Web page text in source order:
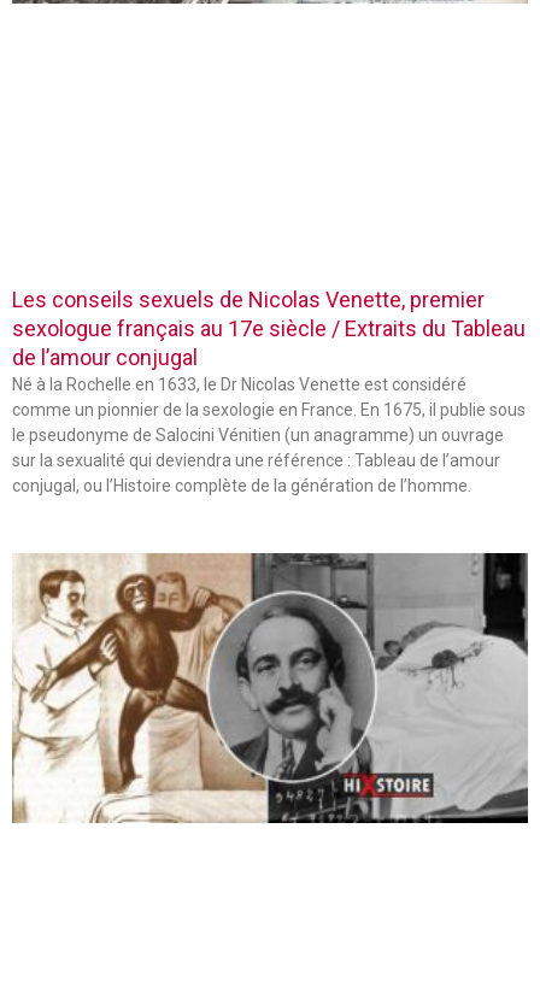
Les conseils sexuels de Nicolas Venette, premier
sexologue français au 17e siècle / Extraits du Tableau
de l’amour conjugal
Né à la Rochelle en 1633, le Dr Nicolas Venette est considéré
comme un pionnier de la sexologie en France. En 1675, il publie sous
le pseudonyme de Salocini Vénitien (un anagramme) un ouvrage
sur la sexualité qui deviendra une référence : Tableau de l’amour
conjugal, ou l’Histoire complète de la génération de l’homme.